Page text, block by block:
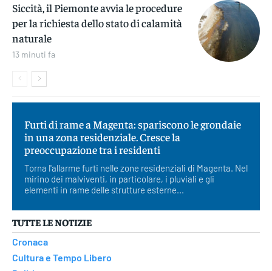
Siccità, il Piemonte avvia le procedure
per la richiesta dello stato di calamità
naturale
13 minuti fa
Furti di rame a Magenta: spariscono le grondaie
in una zona residenziale. Cresce la
preoccupazione tra i residenti
Torna l'allarme furti nelle zone residenziali di Magenta. Nel
mirino dei malviventi, in particolare, i pluviali e gli
elementi in rame delle strutture esterne...
TUTTE LE NOTIZIE
Cronaca
Cultura e Tempo Libero